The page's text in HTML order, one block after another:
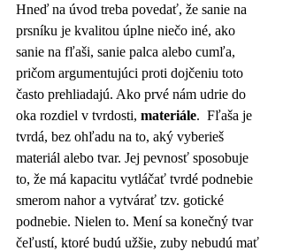
Hneď na úvod treba povedať, že sanie na
prsníku je kvalitou úplne niečo iné, ako
sanie na fľaši, sanie palca alebo cumľa,
pričom argumentujúci proti dojčeniu toto
často prehliadajú. Ako prvé nám udrie do
oka rozdiel v tvrdosti, materiále.  Fľaša je
tvrdá, bez ohľadu na to, aký vyberieš
materiál alebo tvar. Jej pevnosť sposobuje
to, že má kapacitu vytláčať tvrdé podnebie
smerom nahor a vytvárať tzv. gotické
podnebie. Nielen to. Mení sa konečný tvar
čeľustí, ktoré budú užšie, zuby nebudú mať